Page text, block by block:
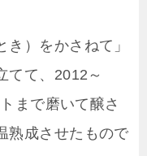
）をかさねて」
てて、2012～
まで磨いて醸さ
熟成させたもので